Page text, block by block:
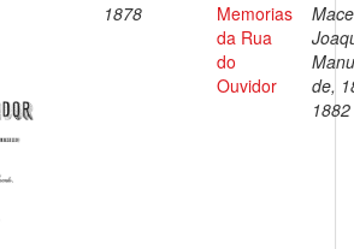
1878
Memorias
da Rua
do
Ouvidor
de,
1882